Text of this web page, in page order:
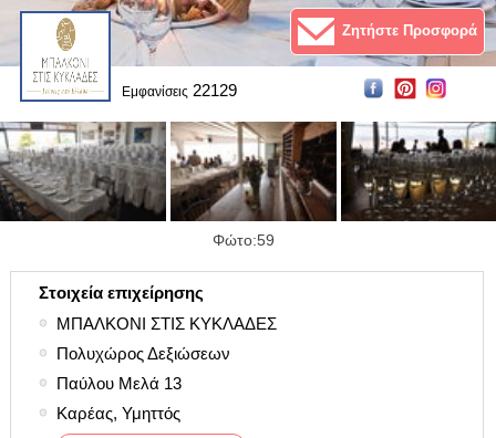
Εμφανίσεις 22129
Ζητήστε Προσφορά
Φώτο:59
Στοιχεία επιχείρησης
● ΜΠΑΛΚΟΝΙ ΣΤΙΣ ΚΥΚΛΑΔΕΣ
● Πολυχώρος Δεξιώσεων
● Παύλου Μελά 13
● Καρέας, Υμηττός